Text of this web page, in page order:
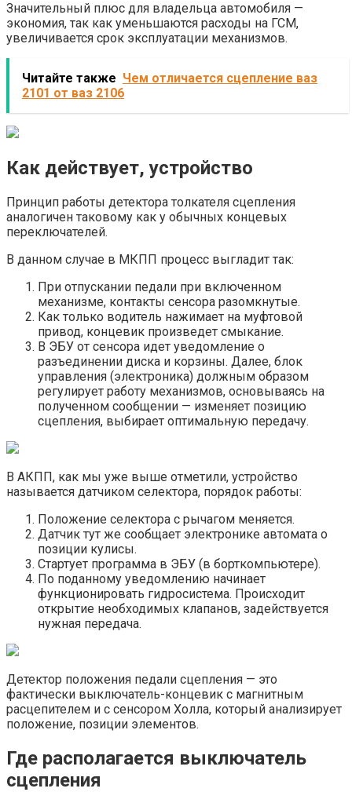
Значительный плюс для владельца автомобиля —
экономия, так как уменьшаются расходы на ГСМ,
увеличивается срок эксплуатации механизмов.
Читайте также Чем отличается сцепление ваз
2101 от ваз 2106
Как действует, устройство
Принцип работы детектора толкателя сцепления
аналогичен таковому как у обычных концевых
переключателей.
В данном случае в МКПП процесс выгладит так:
При отпускании педали при включенном
механизме, контакты сенсора разомкнутые.
Как только водитель нажимает на муфтовой
привод, концевик произведет смыкание.
В ЭБУ от сенсора идет уведомление о
разъединении диска и корзины. Далее, блок
управления (электроника) должным образом
регулирует работу механизмов, основываясь на
полученном сообщении — изменяет позицию
сцепления, выбирает оптимальную передачу.
В АКПП, как мы уже выше отметили, устройство
называется датчиком селектора, порядок работы:
Положение селектора с рычагом меняется.
Датчик тут же сообщает электронике автомата о
позиции кулисы.
Стартует программа в ЭБУ (в борткомпьютере).
По поданному уведомлению начинает
функционировать гидросистема. Происходит
открытие необходимых клапанов, задействуется
нужная передача.
Детектор положения педали сцепления — это
фактически выключатель-концевик с магнитным
расцепителем и с сенсором Холла, который анализирует
положение, позиции элементов.
Где располагается выключатель
сцепления